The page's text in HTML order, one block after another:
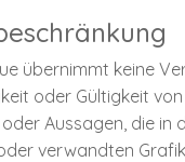
übernimmt keine
oder Gültigkeit von
Aussagen, die in
verwandten